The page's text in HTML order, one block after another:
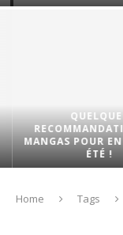
QUELQUES
MANGAS POUR
ÉTÉ !
Home Tags